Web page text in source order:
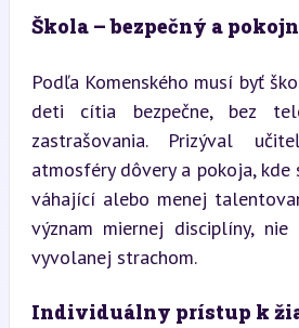
Škola – bezpečný a
Podľa Komenského musí byť
deti cítia bezpečne, bez
zastrašovania. Prizýval
atmosféry dôvery a pokoja,
váhající alebo menej
význam miernej disciplíny,
vyvolanej strachom.
Individuálny prístup k